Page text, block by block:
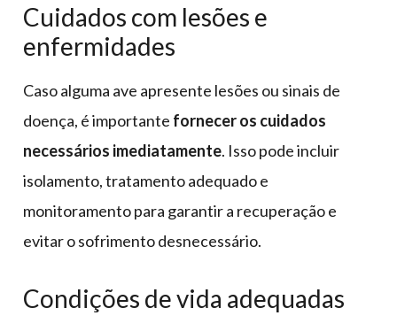
Cuidados com lesões e
enfermidades
Caso alguma ave apresente lesões ou sinais de
doença, é importante fornecer os cuidados
necessários imediatamente. Isso pode incluir
isolamento, tratamento adequado e
monitoramento para garantir a recuperação e
evitar o sofrimento desnecessário.
Condições de vida adequadas